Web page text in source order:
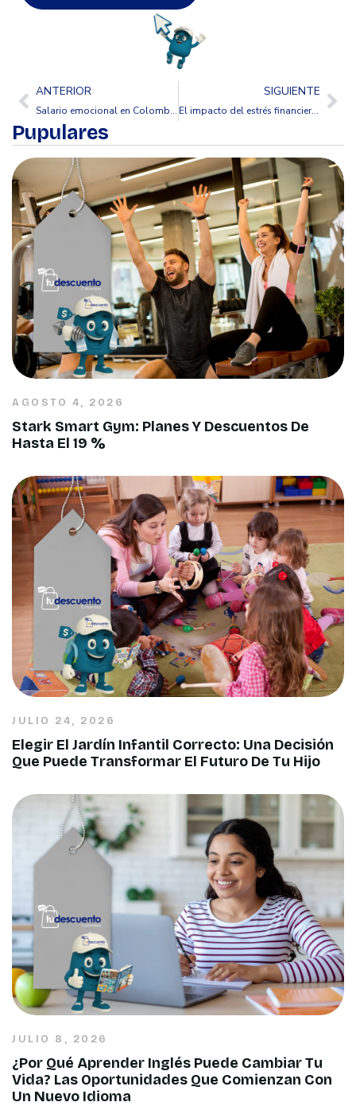
ANTERIOR
Salario emocional en Colombia: la clave para retener talento en 2026
SIGUIENTE
El impacto del estrés financiero en la productividad laboral
Pupulares
AGOSTO 4, 2026
Stark Smart Gym: Planes Y Descuentos De
Hasta El 19 %
JULIO 24, 2026
Elegir El Jardín Infantil Correcto: Una Decisión
Que Puede Transformar El Futuro De Tu Hijo
JULIO 8, 2026
¿Por Qué Aprender Inglés Puede Cambiar Tu
Vida? Las Oportunidades Que Comienzan Con
Un Nuevo Idioma